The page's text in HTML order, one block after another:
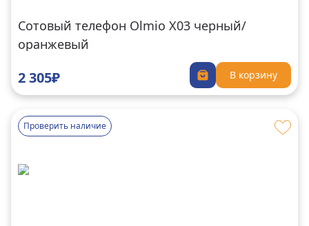
Сотовый телефон Olmio X03 черный/
оранжевый
2 305₽ В корзину
Проверить наличие